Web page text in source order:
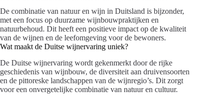
De combinatie van natuur en wijn in Duitsland is bijzonder,
met een focus op duurzame wijnbouwpraktijken en
natuurbehoud. Dit heeft een positieve impact op de kwaliteit
van de wijnen en de leefomgeving voor de bewoners.
Wat maakt de Duitse wijnervaring uniek?
De Duitse wijnervaring wordt gekenmerkt door de rijke
geschiedenis van wijnbouw, de diversiteit aan druivensoorten
en de pittoreske landschappen van de wijnregio’s. Dit zorgt
voor een onvergetelijke combinatie van natuur en cultuur.